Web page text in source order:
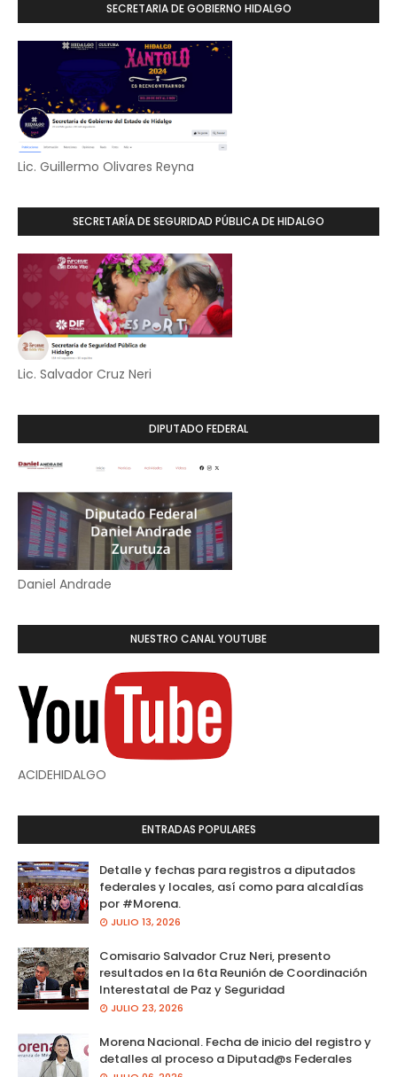
SECRETARIA DE GOBIERNO HIDALGO
Lic. Guillermo Olivares Reyna
SECRETARÍA DE SEGURIDAD PÚBLICA DE HIDALGO
Lic. Salvador Cruz Neri
DIPUTADO FEDERAL
Daniel Andrade
NUESTRO CANAL YOUTUBE
ACIDEHIDALGO
ENTRADAS POPULARES
Detalle y fechas para registros a diputados
federales y locales, así como para alcaldías
por #Morena.
JULIO 13, 2026
Comisario Salvador Cruz Neri, presento
resultados en la 6ta Reunión de Coordinación
Interestatal de Paz y Seguridad
JULIO 23, 2026
Morena Nacional. Fecha de inicio del registro y
detalles al proceso a Diputad@s Federales